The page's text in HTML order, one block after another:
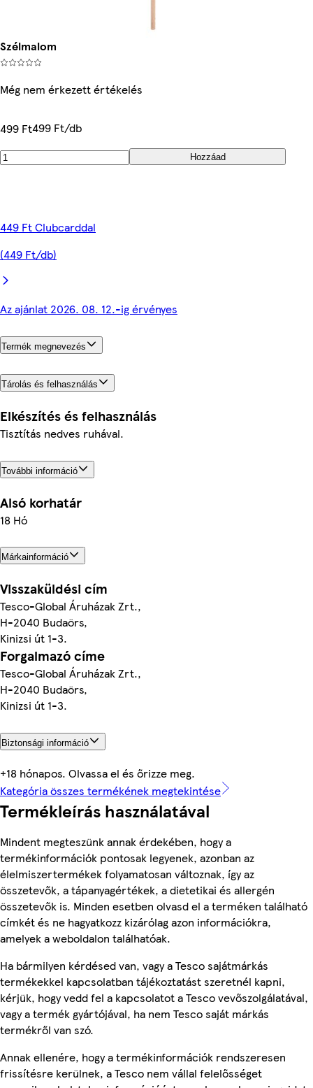
Szélmalom
Még nem érkezett értékelés
499 Ft499 Ft/db
Hozzáad
449 Ft Clubcarddal
(449 Ft/db)
Az ajánlat 2026. 08. 12.-ig érvényes
Termék megnevezés
Tárolás és felhasználás
Elkészítés és felhasználás
Tisztítás nedves ruhával.
További információ
Alsó korhatár
18 Hó
Márkainformáció
Visszaküldési cím
Tesco-Global Áruházak Zrt.,
H-2040 Budaörs,
Kinizsi út 1-3.
Forgalmazó címe
Tesco-Global Áruházak Zrt.,
H-2040 Budaörs,
Kinizsi út 1-3.
Biztonsági információ
+18 hónapos. Olvassa el és őrizze meg.
Kategória összes termékének megtekintése
Termékleírás használatával
Mindent megteszünk annak érdekében, hogy a
termékinformációk pontosak legyenek, azonban az
élelmiszertermékek folyamatosan változnak, így az
összetevők, a tápanyagértékek, a dietetikai és allergén
összetevők is. Minden esetben olvasd el a terméken található
címkét és ne hagyatkozz kizárólag azon információkra,
amelyek a weboldalon találhatóak.
Ha bármilyen kérdésed van, vagy a Tesco sajátmárkás
termékekkel kapcsolatban tájékoztatást szeretnél kapni,
kérjük, hogy vedd fel a kapcsolatot a Tesco vevőszolgálatával,
vagy a termék gyártójával, ha nem Tesco saját márkás
termékről van szó.
Annak ellenére, hogy a termékinformációk rendszeresen
frissítésre kerülnek, a Tesco nem vállal felelősséget